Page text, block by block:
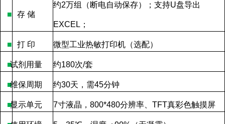
■ 存 储
约2万组（断电自动保存）；支持U盘导出
EXCEL ；
■ 打 印 微型工业热敏打印机（选配）
■试剂用量 约180次/套
■维保周期 约30天，需45分钟
■显示单元 7寸液晶， 800*480分辨率、 TFT真彩色触摸屏